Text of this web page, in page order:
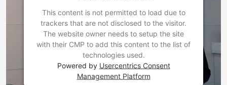
This content is not permitted to load due to
trackers that are not disclosed to the visitor.
The website owner needs to setup the site
with their CMP to add this content to the list of
technologies used.
Powered by Usercentrics Consent
Management Platform